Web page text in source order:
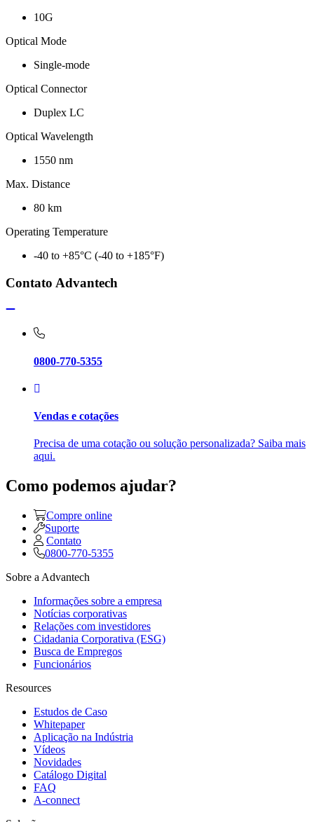
10G
Optical Mode
Single-mode
Optical Connector
Duplex LC
Optical Wavelength
1550 nm
Max. Distance
80 km
Operating Temperature
-40 to +85°C (-40 to +185°F)
Contato Advantech
0800-770-5355
Vendas e cotações
Precisa de uma cotação ou solução personalizada? Saiba mais
aqui.
Como podemos ajudar?
Compre online
Suporte
Contato
0800-770-5355
Sobre a Advantech
Informações sobre a empresa
Notícias corporativas
Relações com investidores
Cidadania Corporativa (ESG)
Busca de Empregos
Funcionários
Resources
Estudos de Caso
Whitepaper
Aplicação na Indústria
Vídeos
Novidades
Catálogo Digital
FAQ
A-connect